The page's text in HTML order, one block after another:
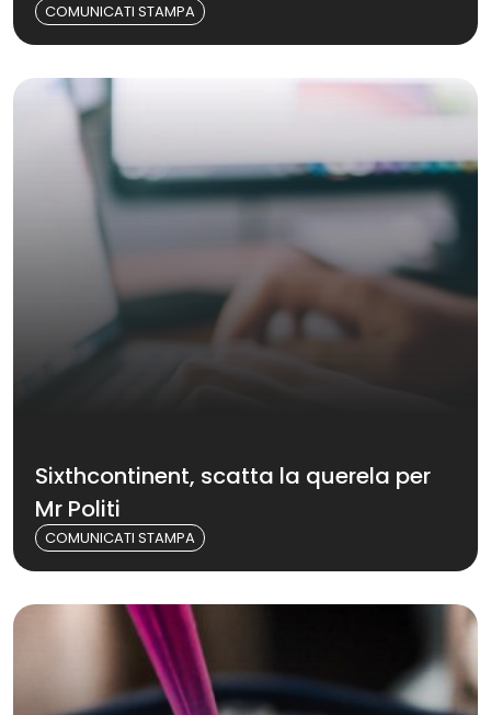
COMUNICATI STAMPA
Sixthcontinent, scatta la querela per
Mr Politi
COMUNICATI STAMPA